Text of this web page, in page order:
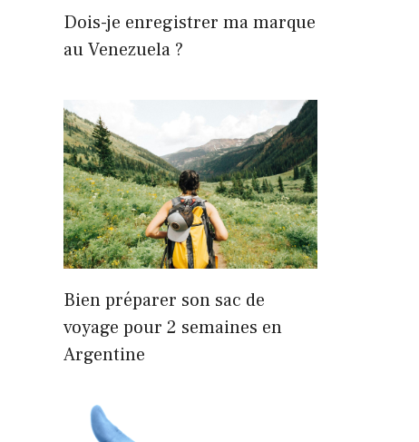
Dois-je enregistrer ma marque
au Venezuela ?
Bien préparer son sac de
voyage pour 2 semaines en
Argentine